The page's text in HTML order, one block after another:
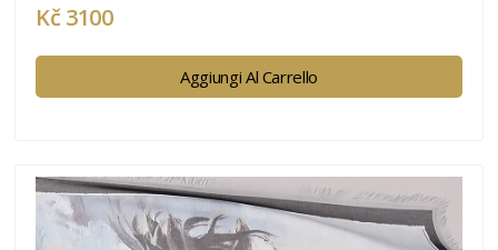
Kč 3100
Aggiungi Al Carrello